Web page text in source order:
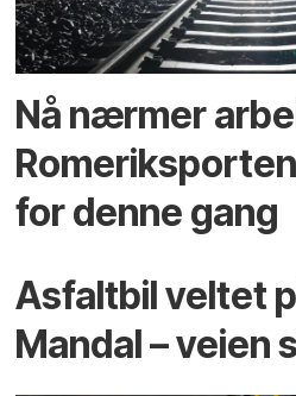
Nå nærmer
for denne gang
Asfaltbil veltet
Mandal – veien